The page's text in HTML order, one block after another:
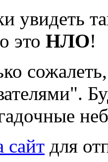
увидеть
это НЛО!
сайт для